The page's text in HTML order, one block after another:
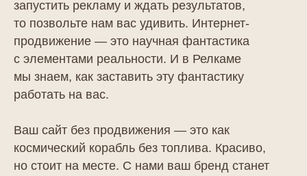
запустить рекламу и ждать результатов,
то позвольте нам вас удивить. Интернет-
продвижение — это научная фантастика
с элементами реальности. И в Релкаме
мы знаем, как заставить эту фантастику
работать на вас.
Ваш сайт без продвижения — это как
космический корабль без топлива. Красиво,
но стоит на месте. С нами ваш бренд станет